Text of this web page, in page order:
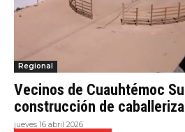
Regional
Vecinos de Cuauhtémoc
construcción de caballeriza
jueves 16 abril 2026